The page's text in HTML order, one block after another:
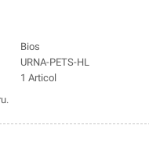
Bios
URNA-PETS-HL
1 Articol